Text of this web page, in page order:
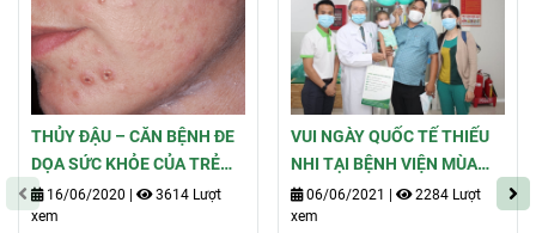
THỦY ĐẬU – CĂN BỆNH ĐE
DỌA SỨC KHỎE CỦA TRẺ
VÀO MÙA HÈ
16/06/2020 |
3614 Lượt
xem
VUI NGÀY QUỐC TẾ THIẾU
NHI TẠI BỆNH VIỆN MÙA
COVID-19
06/06/2021 |
2284 Lượt
xem